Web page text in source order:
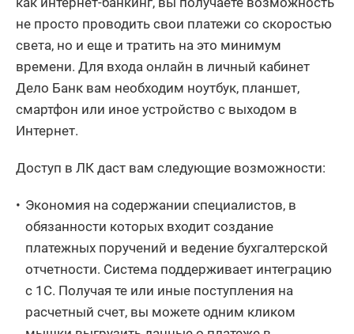
не просто проводить свои платежи со скоростью
света, но и еще и тратить на это минимум
времени. Для входа онлайн в личный кабинет
Дело Банк вам необходим ноутбук, планшет,
смартфон или иное устройство с выходом в
Интернет.
Доступ в ЛК даст вам следующие возможности:
Экономия на содержании специалистов, в
обязанности которых входит создание
платежных поручений и ведение бухгалтерской
отчетности. Система поддерживает интеграцию
с 1С. Получая те или иные поступления на
расчетный счет, вы можете одним кликом